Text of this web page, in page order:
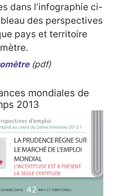
dans l’infographie ci-
des perspectives
pays et territoire
(pdf)
mondiales de
2013